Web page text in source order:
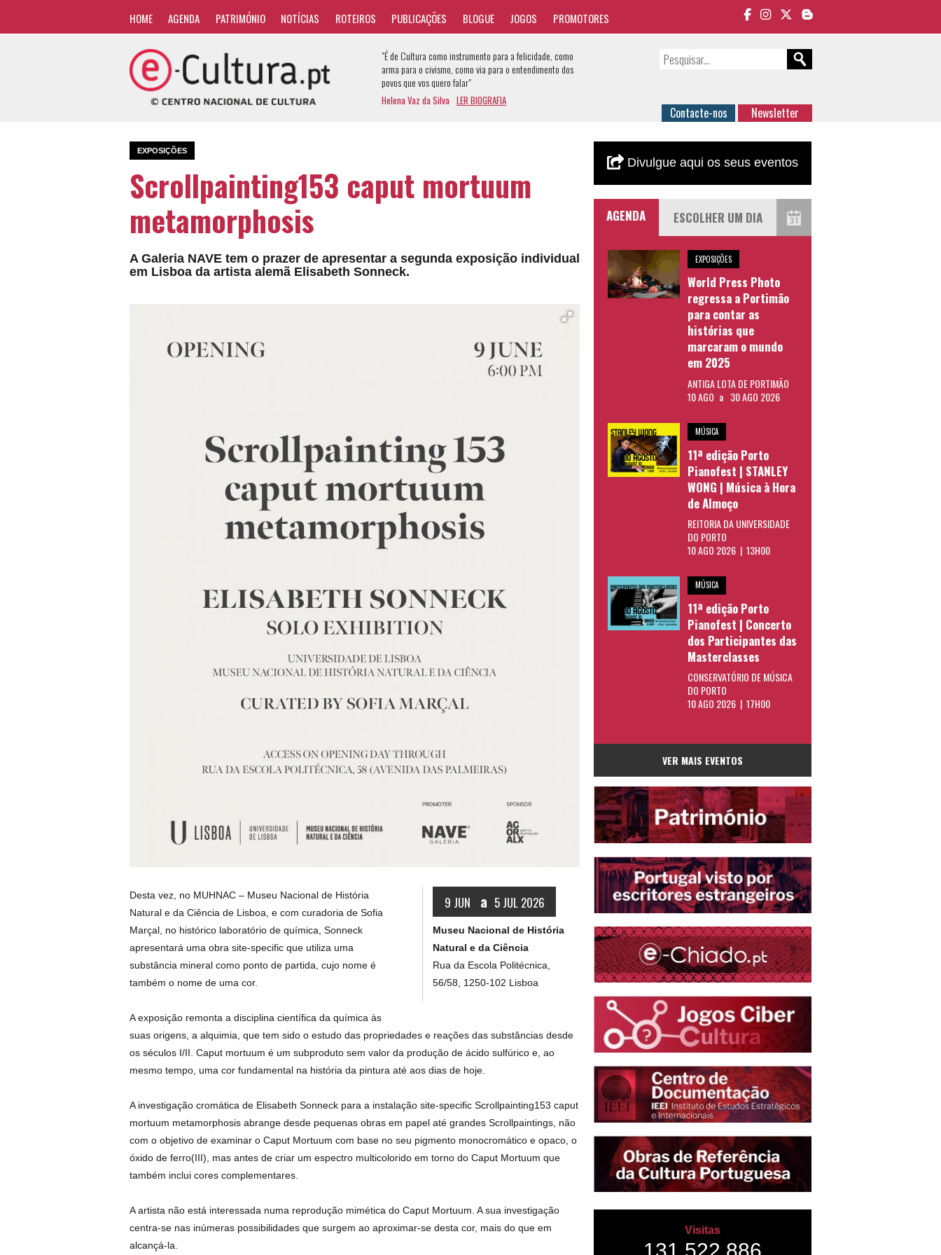
HOME AGENDA PATRIMÓNIO NOTÍCIAS ROTEIROS PUBLICAÇÕES BLOGUE JOGOS PROMOTORES
"É de Cultura como instrumento para a felicidade, como
arma para o civismo, como via para o entendimento dos
povos que vos quero falar"
Helena Vaz da Silva LER BIOGRAFIA
Contacte-nos Newsletter
EXPOSIÇÕES
Scrollpainting153 caput mortuum
metamorphosis
A Galeria NAVE tem o prazer de apresentar a segunda exposição individual
em Lisboa da artista alemã Elisabeth Sonneck.
9 JUN a 5 JUL 2026
Museu Nacional de História
Natural e da Ciência
Rua da Escola Politécnica,
56/58, 1250-102 Lisboa
Desta vez, no MUHNAC – Museu Nacional de História
Natural e da Ciência de Lisboa, e com curadoria de Sofia
Marçal, no histórico laboratório de química, Sonneck
apresentará uma obra site-specific que utiliza uma
substância mineral como ponto de partida, cujo nome é
também o nome de uma cor.
A exposição remonta a disciplina científica da química às
suas origens, a alquimia, que tem sido o estudo das propriedades e reações das substâncias desde
os séculos I/II. Caput mortuum é um subproduto sem valor da produção de ácido sulfúrico e, ao
mesmo tempo, uma cor fundamental na história da pintura até aos dias de hoje.
A investigação cromática de Elisabeth Sonneck para a instalação site-specific Scrollpainting153 caput
mortuum metamorphosis abrange desde pequenas obras em papel até grandes Scrollpaintings, não
com o objetivo de examinar o Caput Mortuum com base no seu pigmento monocromático e opaco, o
óxido de ferro(III), mas antes de criar um espectro multicolorido em torno do Caput Mortuum que
também inclui cores complementares.
A artista não está interessada numa reprodução mimética do Caput Mortuum. A sua investigação
centra-se nas inúmeras possibilidades que surgem ao aproximar-se desta cor, mais do que em
alcançá-la.
Divulgue aqui os seus eventos
AGENDA
EXPOSIÇÕES
World Press Photo
regressa a Portimão
para contar as
histórias que
marcaram o mundo
em 2025
ANTIGA LOTA DE PORTIMÃO
10 AGO a 30 AGO 2026
MÚSICA
11ª edição Porto
Pianofest | STANLEY
WONG | Música à Hora
de Almoço
REITORIA DA UNIVERSIDADE
DO PORTO
10 AGO 2026 | 13H00
MÚSICA
11ª edição Porto
Pianofest | Concerto
dos Participantes das
Masterclasses
CONSERVATÓRIO DE MÚSICA
DO PORTO
10 AGO 2026 | 17H00
VER MAIS EVENTOS
Visitas